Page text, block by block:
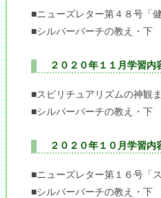
■ニューズレター第４８号「
■シルバーバーチの教え・下
２０２０年１１月学習
■スピリチュアリズムの神観
■シルバーバーチの教え・下
２０２０年１０月学習
■ニューズレター第１６号
■シルバーバーチの教え・下